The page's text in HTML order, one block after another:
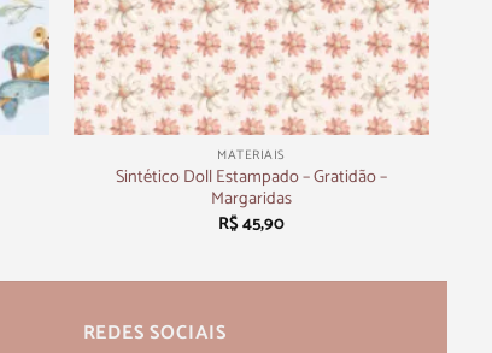
+
MATERIAIS
Sintético Doll Estampado – Gratidão –
Margaridas
R$45,90
REDES SOCIAIS